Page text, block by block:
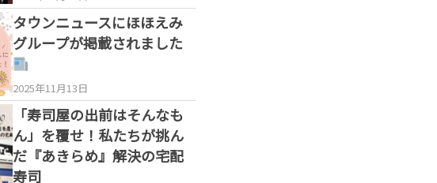
タウンニュースにほほえみ
グループが掲載されました
2025年11月13日
「寿司屋の出前はそんなも
ん」を覆せ！私たちが挑ん
だ『あきらめ』解決の宅配
寿司